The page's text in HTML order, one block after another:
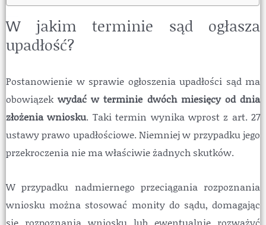
W jakim terminie sąd ogłasza
upadłość?
Postanowienie w sprawie ogłoszenia upadłości sąd ma
obowiązekwydać w terminie dwóch miesięcy od dnia
złożenia wniosku. Taki termin wynika wprost z art. 27
ustawy prawo upadłościowe. Niemniej w przypadku jego
przekroczenia nie ma właściwie żadnych skutków.
W przypadku nadmiernego przeciągania rozpoznania
wniosku można stosować monity do sądu, domagając